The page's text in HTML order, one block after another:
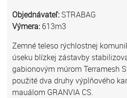
Objednávateľ: STRABAG
Výmera: 613m3
Zemné teleso rýchlostnej
úseku blízkej zástavby
gabionovým múrom Terramesh
použité dva druhy výplňového
mauálom GRANVIA CS.